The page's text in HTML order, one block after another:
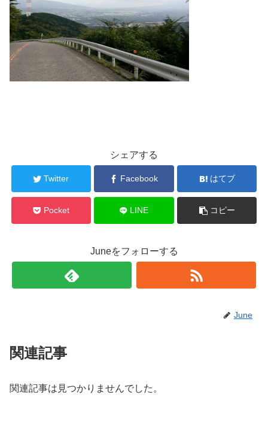
シェアする
Twitter Facebook はてブ
Pocket LINE コピー
Juneをフォローする
June
関連記事
関連記事は見つかりませんでした。